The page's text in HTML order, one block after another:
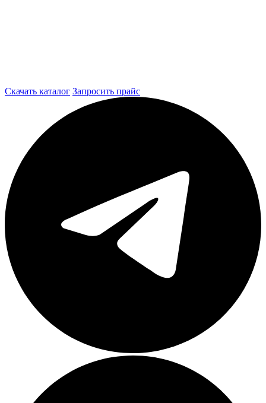
Скачать каталог Запросить прайс